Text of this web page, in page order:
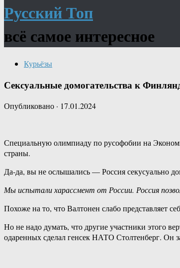
Русский Топ
всё самое интересное
Курьёзы
Сексуальные домогательства к
Опубликовано · 17.01.2024
Специальную олимпиаду по русофобии на
страны.
Да-да, вы не ослышались — Россия секусуально
Мы испытали харассмент от России. Россия
Похоже на то, что Валтонен слабо представляет
Но не надо думать, что другие участники этого
одаренных сделал генсек НАТО Столтенберг. Он